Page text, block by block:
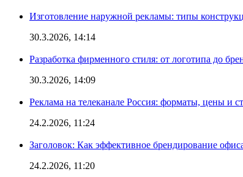
Изготовление наружной рекламы: типы
30.3.2026, 14:14
Разработка фирменного стиля: от логотипа до
30.3.2026, 14:09
Реклама на телеканале Россия: форматы, цены и
24.2.2026, 11:24
Заголовок: Как эффективное брендирование
24.2.2026, 11:20